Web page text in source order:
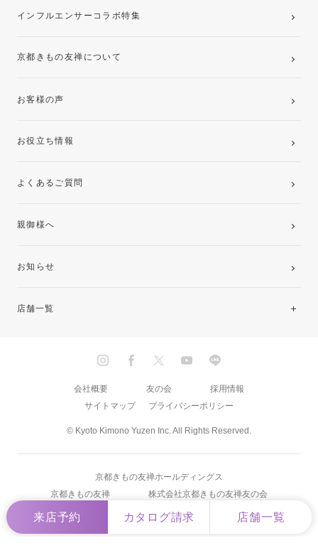
来店予約 カタログ請求 店舗一覧
インフルエンサーコラボ特集
京都きもの友禅について
お客様の声
お役立ち情報
よくあるご質問
親御様へ
お知らせ
店舗一覧
九州
© Kyoto Kimono Yuzen Inc. All Rights Reserved.
会社概要 友の会
採用情報
サイトマップ
プライバシーポリシー
京都きもの友禅ホールディングス
京都きもの友禅
株式会社京都きもの友禅友の会